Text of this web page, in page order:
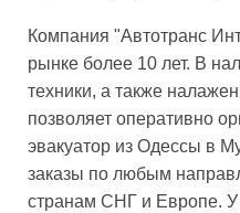
Компания "Автотранс
рынке более 10 лет. В
техники, а также
позволяет оперативно
эвакуатор из Одессы в
заказы по любым
странам СНГ и Европе. У